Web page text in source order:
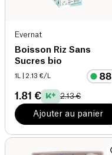
Evernat
Boisson Riz Sans
Sucres bio
1L | 2.13 €/L
1.81 € 2.13 €
Ajouter au panier